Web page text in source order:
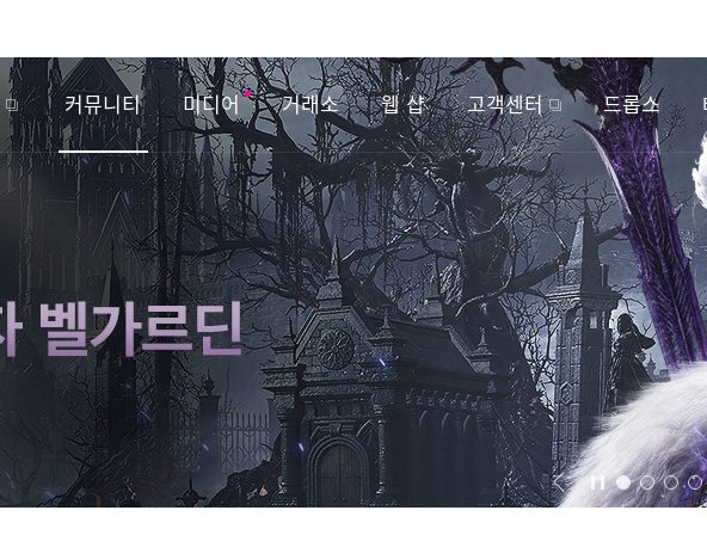
커뮤니티 미디어 거래소 웹 샵 고객센터 드롭스